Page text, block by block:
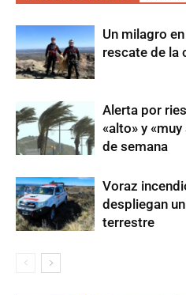
Un milagro
rescate de la
Alerta por
«alto» y
de semana
Voraz
despliegan
terrestre